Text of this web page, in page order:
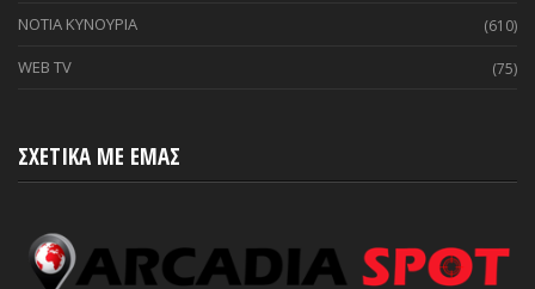
ΝΟΤΙΑ ΚΥΝΟΥΡΙΑ (610)
WEB TV (75)
ΣΧΕΤΙΚΑ ΜΕ ΕΜΑΣ